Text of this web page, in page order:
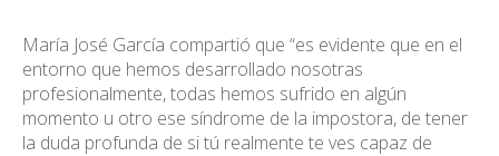
María José García compartió que “es evidente que en el
entorno que hemos desarrollado nosotras
profesionalmente, todas hemos sufrido en algún
momento u otro ese síndrome de la impostora, de tener
la duda profunda de si tú realmente te ves capaz de